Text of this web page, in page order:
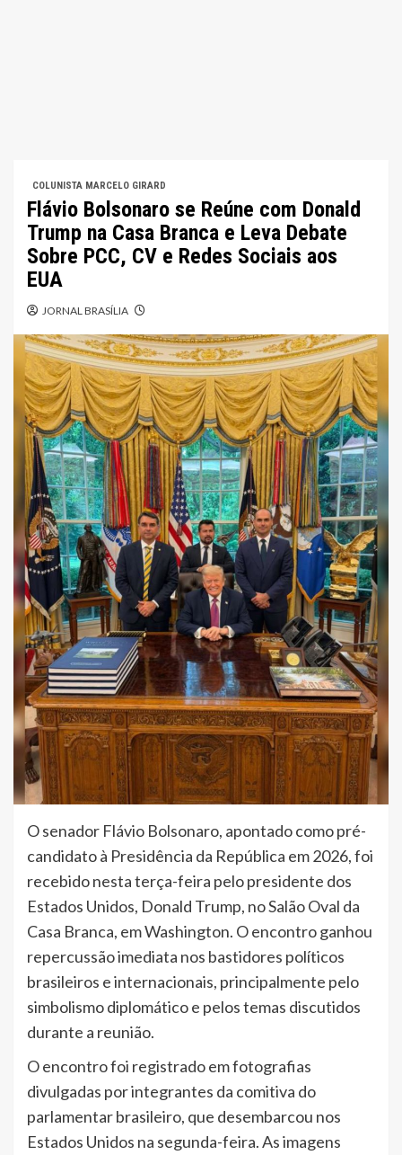
COLUNISTA MARCELO GIRARD
Flávio Bolsonaro se Reúne com Donald
Trump na Casa Branca e Leva Debate
Sobre PCC, CV e Redes Sociais aos
EUA
JORNAL BRASÍLIA
O senador Flávio Bolsonaro, apontado como pré-
candidato à Presidência da República em 2026, foi
recebido nesta terça-feira pelo presidente dos
Estados Unidos, Donald Trump, no Salão Oval da
Casa Branca, em Washington. O encontro ganhou
repercussão imediata nos bastidores políticos
brasileiros e internacionais, principalmente pelo
simbolismo diplomático e pelos temas discutidos
durante a reunião.
O encontro foi registrado em fotografias
divulgadas por integrantes da comitiva do
parlamentar brasileiro, que desembarcou nos
Estados Unidos na segunda-feira. As imagens